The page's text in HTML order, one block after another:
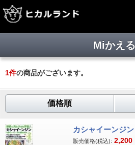
Miかえる
1件の商品がございます。
価格順
カシャイーンジン
販売価格(税込): 2,200